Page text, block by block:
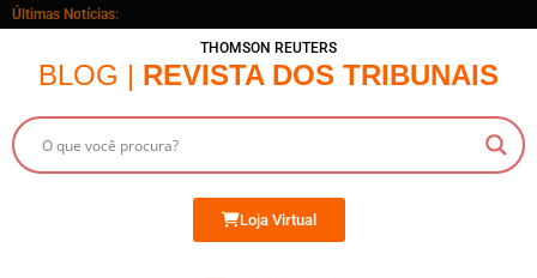
Últimas Notícias:
THOMSON REUTERS
BLOG | REVISTA DOS TRIBUNAIS
Loja Virtual